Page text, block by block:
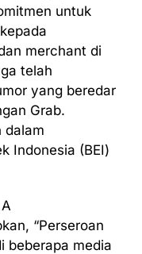
untuk
merchant di
telah
yang beredar
Grab.
dalam
Indonesia (BEI)
“Perseroan
beberapa media